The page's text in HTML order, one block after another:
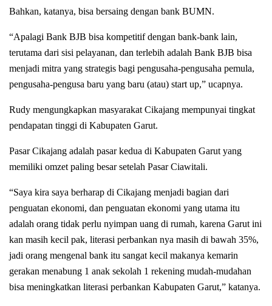
Bahkan, katanya, bisa bersaing dengan bank BUMN.
“Apalagi Bank BJB bisa kompetitif dengan bank-bank lain,
terutama dari sisi pelayanan, dan terlebih adalah Bank BJB bisa
menjadi mitra yang strategis bagi pengusaha-pengusaha pemula,
pengusaha-pengusa baru yang baru (atau) start up,” ucapnya.
Rudy mengungkapkan masyarakat Cikajang mempunyai tingkat
pendapatan tinggi di Kabupaten Garut.
Pasar Cikajang adalah pasar kedua di Kabupaten Garut yang
memiliki omzet paling besar setelah Pasar Ciawitali.
“Saya kira saya berharap di Cikajang menjadi bagian dari
penguatan ekonomi, dan penguatan ekonomi yang utama itu
adalah orang tidak perlu nyimpan uang di rumah, karena Garut ini
kan masih kecil pak, literasi perbankan nya masih di bawah 35%,
jadi orang mengenal bank itu sangat kecil makanya kemarin
gerakan menabung 1 anak sekolah 1 rekening mudah-mudahan
bisa meningkatkan literasi perbankan Kabupaten Garut,” katanya.